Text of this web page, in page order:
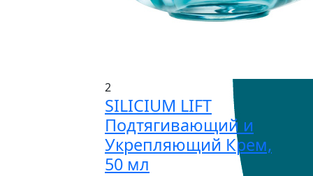
2
SILICIUM LIFT
Подтягивающий и
Укрепляющий Крем,
50 мл